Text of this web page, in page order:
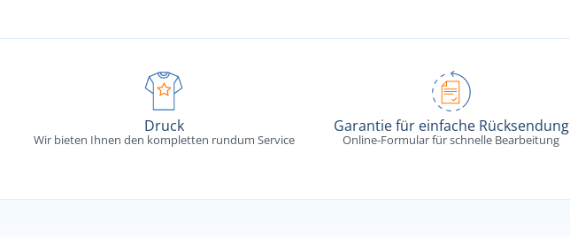
Druck
Wir bieten Ihnen den kompletten rundum Service
Garantie für einfache Rücksendung
Online-Formular für schnelle Bearbeitung